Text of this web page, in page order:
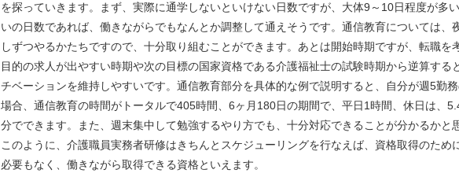
を探っていきます。まず、実際に通学しないといけない日数ですが、大体9～10日程度が多
いの日数であれば、働きながらでもなんとか調整して通えそうです。通信教育については、
しずつやるかたちですので、十分取り組むことができます。あとは開始時期ですが、転職を
目的の求人が出やすい時期や次の目標の国家資格である介護福祉士の試験時期から逆算する
チベーションを維持しやすいです。通信教育部分を具体的な例で説明すると、自分が週5勤
場合、通信教育の時間がトータルで405時間、6ヶ月180日の期間で、平日1時間、休日は、
分でできます。また、週末集中して勉強するやり方でも、十分対応できることが分かるかと
このように、介護職員実務者研修はきちんとスケジューリングを行なえば、資格取得のため
必要もなく、働きながら取得できる資格といえます。